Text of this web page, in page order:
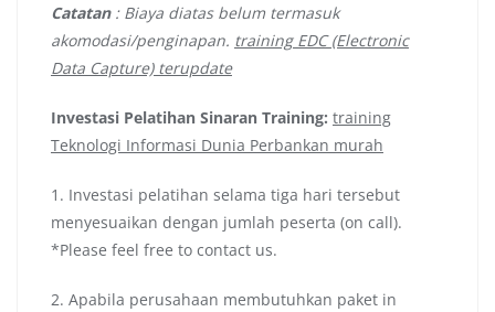
Catatan : Biaya diatas belum termasuk
akomodasi/penginapan. training EDC (Electronic
Data Capture) terupdate
Investasi Pelatihan Sinaran Training: training
Teknologi Informasi Dunia Perbankan murah
1. Investasi pelatihan selama tiga hari tersebut
menyesuaikan dengan jumlah peserta (on call).
*Please feel free to contact us.
2. Apabila perusahaan membutuhkan paket in